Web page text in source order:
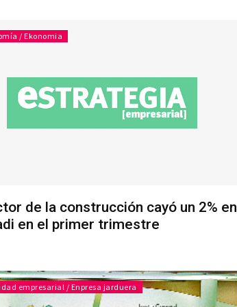
/ Ekonomia
de la construcción cayó un 2% en
en el primer trimestre
empresarial / Enpresa jarduera